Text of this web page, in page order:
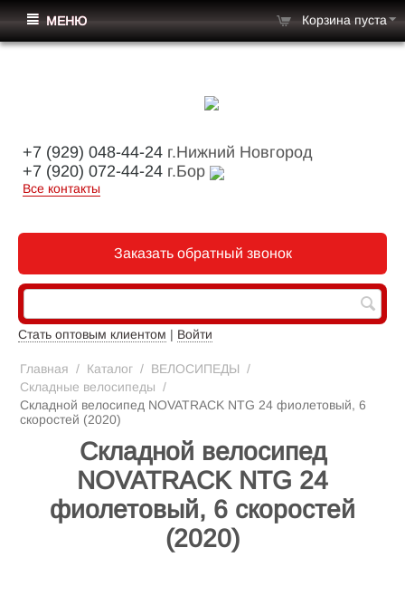
+7 (929) 048-44-24 г.Нижний Новгород
+7 (920) 072-44-24 г.Бор
Все контакты
Заказать обратный звонок
Стать оптовым клиентом | Войти
МЕНЮ Корзина пуста
Главная / Каталог / ВЕЛОСИПЕДЫ /
Складные велосипеды /
Складной велосипед NOVATRACK NTG 24 фиолетовый, 6
скоростей (2020)
Складной велосипед
NOVATRACK NTG 24
фиолетовый, 6 скоростей
(2020)